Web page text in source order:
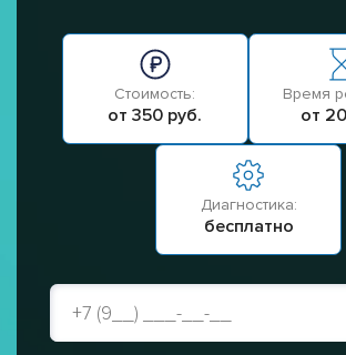
Стоимость:
от 350 руб.
Время
от
Диагностика:
бесплатно